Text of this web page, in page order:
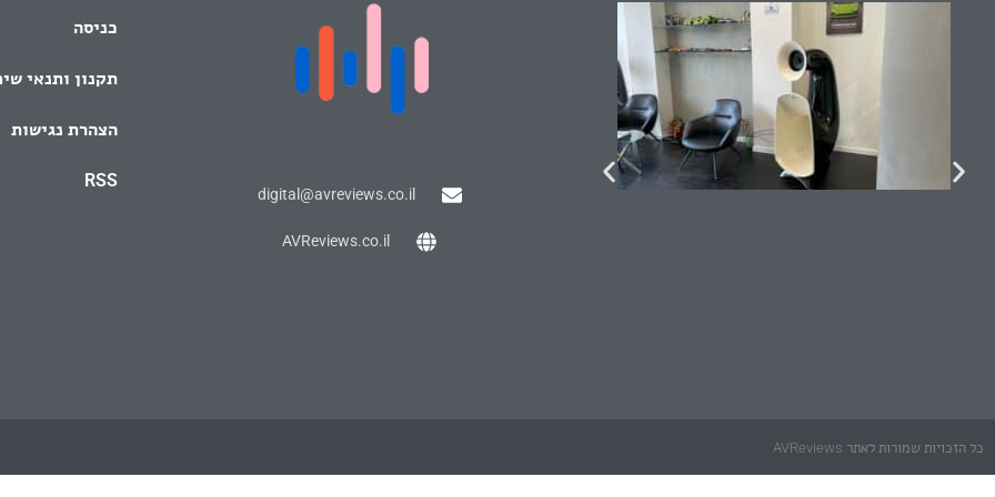
digital@avreviews.co.il
AVReviews.co.il
כניסה
תקנון ותנאי
הצהרת נגישות
RSS
כל הזכויות שמורות לאתר AVReviews